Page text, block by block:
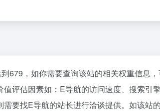
679，如你需要查询该站的相关权重信息
值评估因素如：E导航的访问速度、搜索
要找E导航的站长进行洽谈提供。如该站